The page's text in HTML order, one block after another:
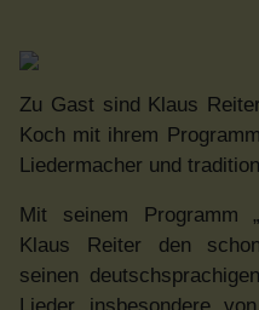
Zu Gast sind Klaus
Koch mit ihrem
Liedermacher und
Mit seinem Programm
Klaus Reiter den
seinen